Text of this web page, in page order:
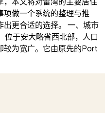
项做一个系统的整理与推
更合适的选择。 一、城市
位于安大略省西北部，人口
较为宽广。它由原先的Port